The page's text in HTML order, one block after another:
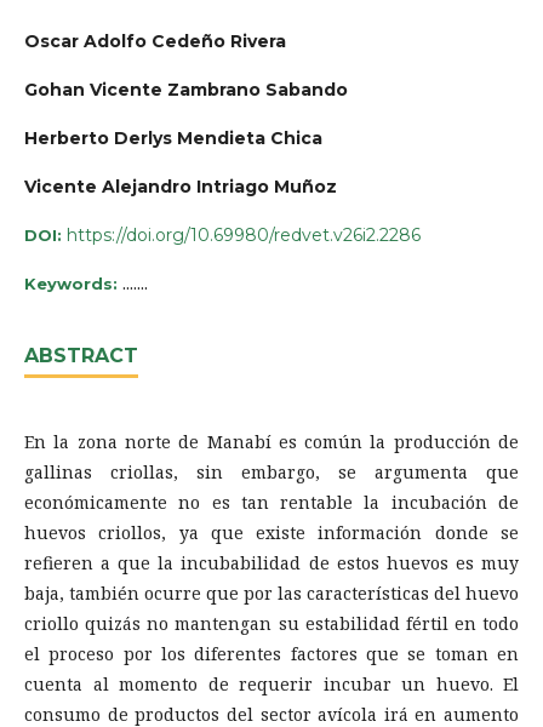
Oscar Adolfo Cedeño Rivera
Gohan Vicente Zambrano Sabando
Herberto Derlys Mendieta Chica
Vicente Alejandro Intriago Muñoz
DOI: https://doi.org/10.69980/redvet.v26i2.2286
Keywords: .......
ABSTRACT
En la zona norte de Manabí es común la producción de
gallinas criollas, sin embargo, se argumenta que
económicamente no es tan rentable la incubación de
huevos criollos, ya que existe información donde se
refieren a que la incubabilidad de estos huevos es muy
baja, también ocurre que por las características del huevo
criollo quizás no mantengan su estabilidad fértil en todo
el proceso por los diferentes factores que se toman en
cuenta al momento de requerir incubar un huevo. El
consumo de productos del sector avícola irá en aumento